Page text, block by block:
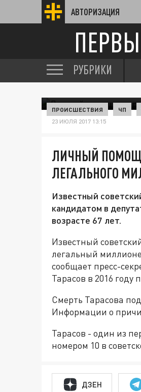
АВТОРИЗАЦИЯ
РУБРИКИ
ПРОИСШЕСТВИЯ ЧП
23 ИЮЛЯ 2017 13:15
ЛИЧНЫЙ
ЛЕГАЛЬНОГО
Известный
кандидатом в
возрасте 67 лет.
Известный
легальный
сообщает пресс-
Тарасов в 2016 году
Смерть Тарасова
Информации о
Тарасов - один из
номером 10 в
ДЗЕН